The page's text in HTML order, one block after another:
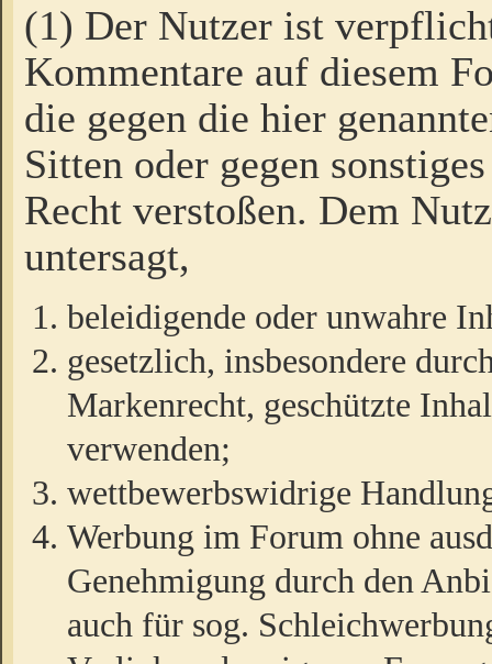
(1) Der Nutzer ist
Kommentare auf diesem
die gegen die hier
Sitten oder gegen
Recht verstoßen. Dem
untersagt,
beleidigende oder unwahre
gesetzlich, insbesondere
Markenrecht, geschützte
verwenden;
wettbewerbswidrige
Werbung im Forum ohne
Genehmigung durch den
auch für sog.